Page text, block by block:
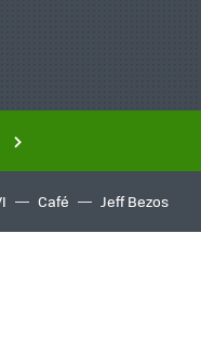
Café Jeff Bezos